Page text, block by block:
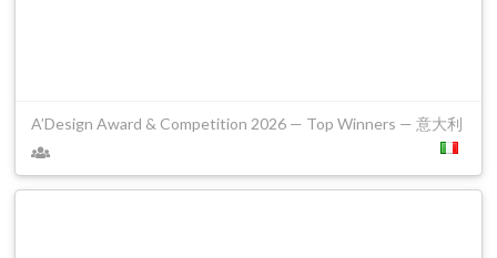
A’Design Award & Competition 2026 — Top Winners — 意大利